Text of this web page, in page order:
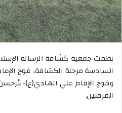
نظمت جمعية كشافة الرسالة
السادسة مرحلة الكشافة، فوج
وفوج الإمام علي الهادي(ع)-
الفرقتين.